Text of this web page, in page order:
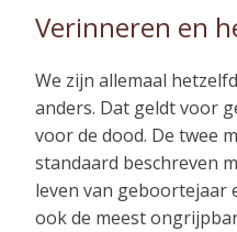
Verinneren en
We zijn allemaal
anders. Dat geldt voor
voor de dood. De twee
standaard beschreven
leven van geboortejaar
ook de meest